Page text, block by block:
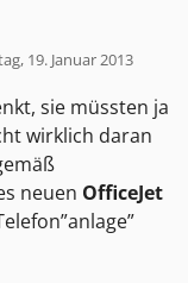
19. Januar 2013
sie müssten ja
wirklich daran
neuen OfficeJet